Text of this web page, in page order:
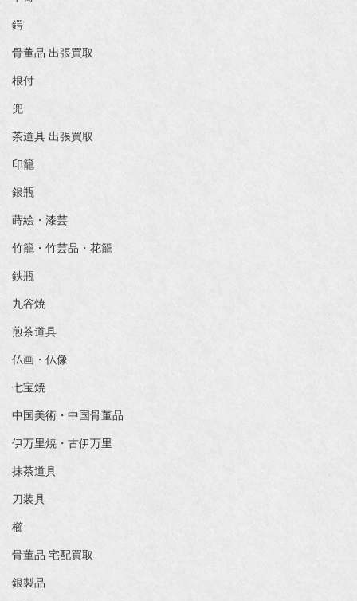
鍔
骨董品 出張買取
根付
兜
茶道具 出張買取
印籠
銀瓶
蒔絵・漆芸
竹籠・竹芸品・花籠
鉄瓶
九谷焼
煎茶道具
仏画・仏像
七宝焼
中国美術・中国骨董品
伊万里焼・古伊万里
抹茶道具
刀装具
櫛
骨董品 宅配買取
銀製品